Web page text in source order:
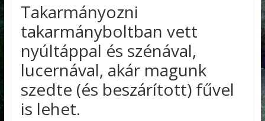
Takarmányozni
takarmányboltban vett
nyúltáppal és szénával,
lucernával, akár magunk
szedte (és beszárított) fűvel
is lehet.